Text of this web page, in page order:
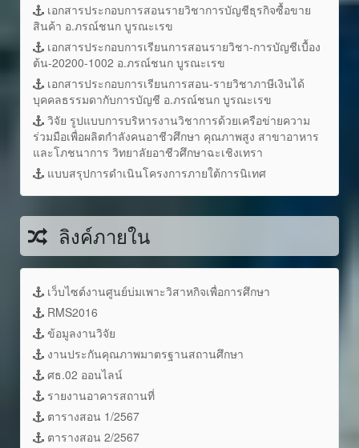
เอกสารประกอบการสอนรายวิชาการบัญชีธุรกิจซื้อขาย
สินค้า อ.ภรณ์ชนก บูรณะเรข
เอกสารประกอบการเรียนการสอนรายวิชา-การบัญชีเบื้อง
ต้น-20200-1002 อ.ภรณ์ชนก บูรณะเรข
เอกสารประกอบการเรียนการสอน-รายวิชาภาษีเงินได้
บุคคลธรรมดากับการบัญชี อ.ภรณ์ชนก บูรณะเรข
วิจัย รูปแบบการบริหารงานวิชาการด้วยเครือข่ายความ
ร่วมมือเพื่อผลิตกำลังคนอาชีวศึกษา คุณภาพสูง สาขาอาหาร
และโภชนาการ วิทยาลัยอาชีวศึกษาฉะเชิงเทรา
แบบสรุปการดำเนินโครงการภายใต้การนิเทศ
ลิงค์ภายใน
เว็บไซต์งานศูนย์บ่มเพาะวิสาหกิจเพื่อการศึกษา
RMS2016
ข้อมูลงานวิจัย
งานประกันคุณภาพมาตรฐานสถานศึกษา
ศธ.02 ออนไลน์
รายงานอาคารสถานที่
ตารางสอน 1/2567
ตารางสอน 2/2567